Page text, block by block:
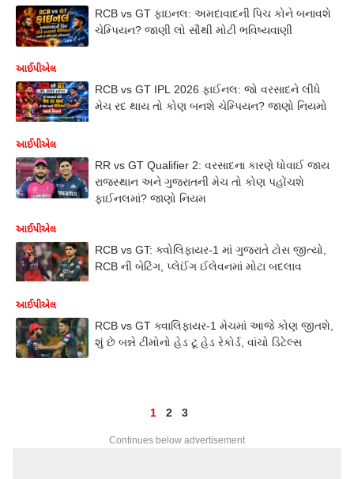
RCB vs GT ફાઇનલ: અમદાવાદની પિચ કોને બનાવશે
ચેમ્પિયન? જાણી લો સૌથી મોટી ભવિષ્યવાણી
આઈપીએલ
RCB vs GT IPL 2026 ફાઈનલ: જો વરસાદને લીધે
મેચ રદ થાય તો કોણ બનશે ચેમ્પિયન? જાણો નિયમો
આઈપીએલ
RR vs GT Qualifier 2: વરસાદના કારણે ધોવાઈ જાય
રાજસ્થાન અને ગુજરાતની મેચ તો કોણ પહોંચશે
ફાઈનલમાં? જાણો નિયમ
આઈપીએલ
RCB vs GT: ક્વોલિફાયર-1 માં ગુજરાતે ટોસ જીત્યો,
RCB ની બેટિંગ, પ્લેઈંગ ઈલેવનમાં મોટા બદલાવ
આઈપીએલ
RCB vs GT ક્વાલિફાયર-1 મેચમાં આજે કોણ જીતશે,
શું છે બન્ને ટીમોનો હેડ ટૂ હેડ રેકોર્ડ, વાંચો ડિટેલ્સ
1 2 3
Continues below advertisement